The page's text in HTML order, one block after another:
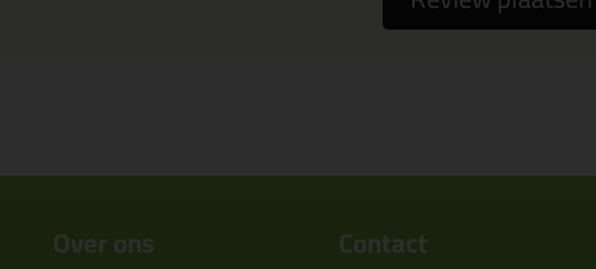
Over ons Contact